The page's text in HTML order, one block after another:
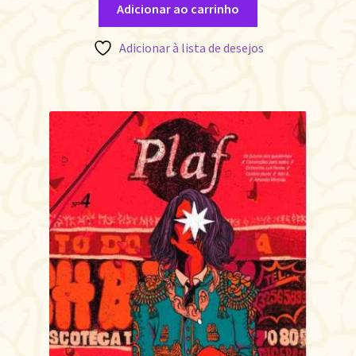
Adicionar ao carrinho
Adicionar à lista de desejos